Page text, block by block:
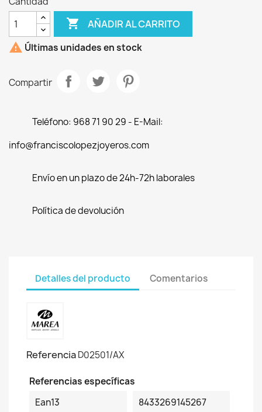
 AÑADIR AL CARRITO
 Últimas unidades en stock
Compartir
Teléfono: 968 71 90 29 - E-Mail:
info@franciscolopezjoyeros.com
Envío en un plazo de 24h-72h laborales
Política de devolución
Detalles del producto Comentarios
ReferenciaD02501/AX
Referencias específicas
Ean13
8433269145267